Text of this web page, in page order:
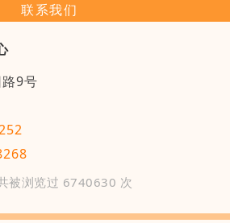
联系我们
9号
被浏览过 6740630 次